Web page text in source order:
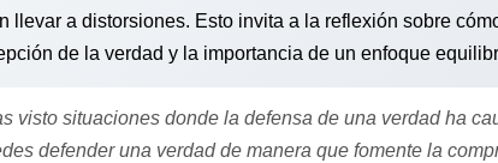
llevar a distorsiones. Esto invita a la reflexión sobre
de la verdad y la importancia de un enfoque
visto situaciones donde la defensa de una verdad ha
defender una verdad de manera que fomente la